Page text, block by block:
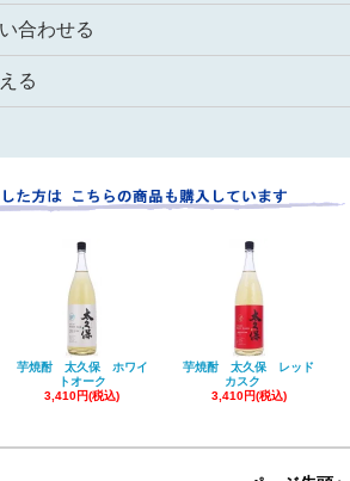
合わせる
る
芋焼酎 太久保 ホワイ
トオーク
3,410円(税込)
芋焼酎 太久保 レッド
カスク
3,410円(税込)